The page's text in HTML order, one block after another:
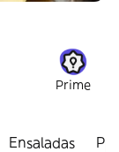
Prime
Ensaladas